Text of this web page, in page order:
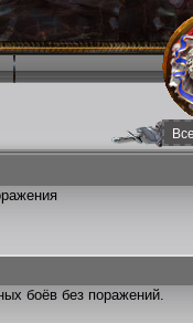
боёв без поражений.